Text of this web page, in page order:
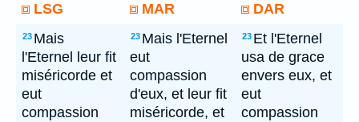
LSG MAR DAR
23 Mais
l'Eternel leur fit
miséricorde et
eut
compassion
23 Mais l'Eternel
eut
compassion
d'eux, et leur fit
miséricorde, et
23 Et l'Eternel
usa de grace
envers eux, et
eut
compassion